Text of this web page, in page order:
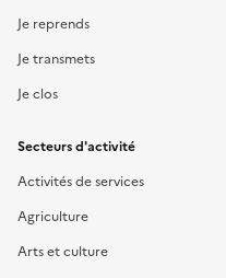
Je reprends
Je transmets
Je clos
Secteurs d'activité
Activités de services
Agriculture
Arts et culture